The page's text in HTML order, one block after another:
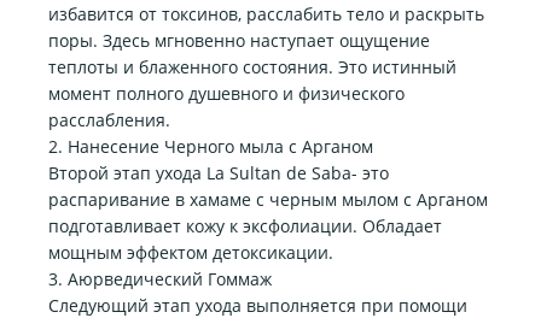
избавится от токсинов, расслабить тело и раскрыть
поры. Здесь мгновенно наступает ощущение
теплоты и блаженного состояния. Это истинный
момент полного душевного и физического
расслабления.
2. Нанесение Черного мыла с Арганом
Второй этап ухода La Sultan de Saba- это
распаривание в хамаме с черным мылом с Арганом
подготавливает кожу к эксфолиации. Обладает
мощным эффектом детоксикации.
3. Аюрведический Гоммаж
Следующий этап ухода выполняется при помощи